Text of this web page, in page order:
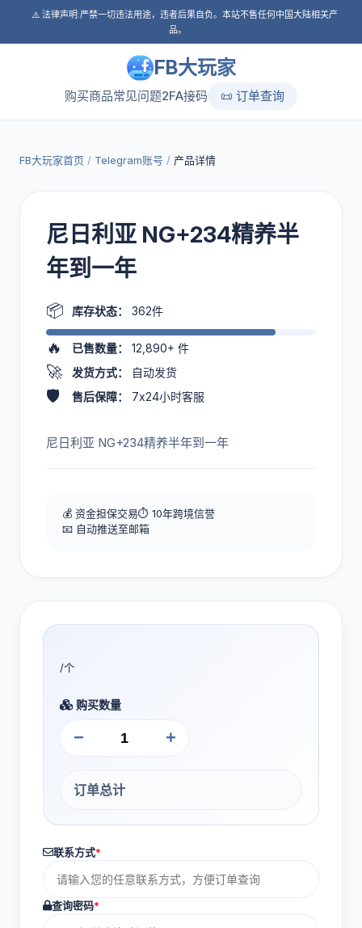
⚠️ 法律声明:严禁一切违法用途，违者后果自负。本站不售任何中国大陆相关产
品。
FB大玩家
购买商品常见问题2FA接码 📜 订单查询
FB大玩家首页 / Telegram账号 / 产品详情
尼日利亚 NG+234精养半
年到一年
📦 库存状态： 362件
🔥 已售数量： 12,890+ 件
🚀 发货方式： 自动发货
🛡️ 售后保障： 7x24小时客服
尼日利亚 NG+234精养半年到一年
💰 资金担保交易⏱️ 10年跨境信誉
📧 自动推送至邮箱
/个
购买数量
− +
订单总计
联系方式*
查询密码*